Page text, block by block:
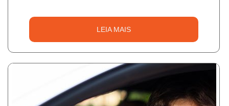
LEIA MAIS